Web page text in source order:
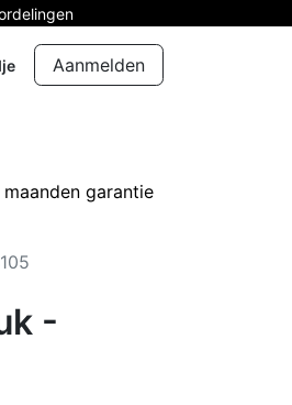
Aanmelden
garantie
-